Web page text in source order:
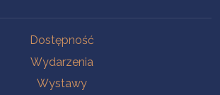
Dostępność
Wydarzenia
Wystawy